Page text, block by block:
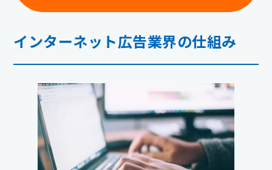
インターネット広告業界の仕組み